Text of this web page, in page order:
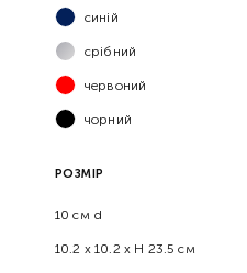
синій
срібний
червоний
чорний
РОЗМІР
10 см d
10.2 x 10.2 x H 23.5 см